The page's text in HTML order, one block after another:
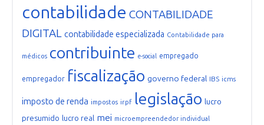
contabilidade CONTABILIDADE
DIGITAL contabilidade especializada Contabilidade para
médicos contribuinte e-social empregado
empregador fiscalização governo federal IBS icms
imposto de renda impostos irpf legislação lucro
presumido lucro real mei microempreendedor individual